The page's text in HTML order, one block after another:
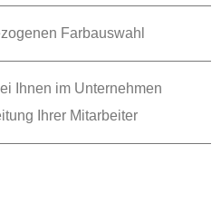
Farbauswahl
Ihnen im Unternehmen
Ihrer Mitarbeiter